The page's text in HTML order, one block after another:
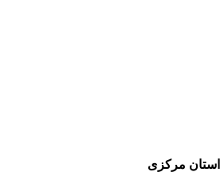
مرکزی